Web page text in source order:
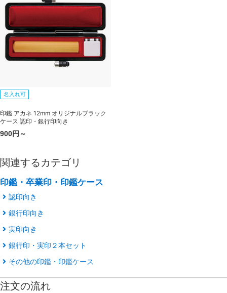
名入れ可
印鑑 アカネ 12mm オリジナルブラック
ケース 認印・銀行印向き
900円～
関連するカテゴリ
印鑑・卒業印・印鑑ケース
認印向き
銀行印向き
実印向き
銀行印・実印２本セット
その他の印鑑・印鑑ケース
注文の流れ